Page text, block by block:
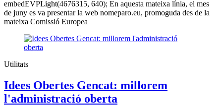
embedEVPLight(4676315, 640); En aquesta mateixa línia, el mes
de juny es va presentar la web nomeparo.eu, promoguda des de la
mateixa Comissió Europea
Utilitats
Idees Obertes Gencat: millorem
l'administració oberta